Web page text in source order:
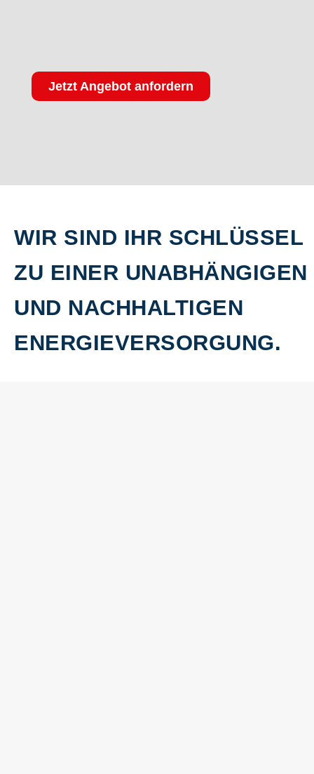
Jetzt Angebot anfordern
WIR SIND IHR SCHLÜSSEL
ZU EINER UNABHÄNGIGEN
UND NACHHALTIGEN
ENERGIEVERSORGUNG.